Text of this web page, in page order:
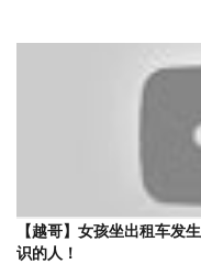
【越哥】女孩坐出租车发
识的人！